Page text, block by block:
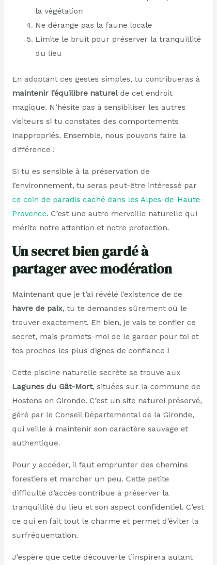
la végétation
Ne dérange pas la faune locale
Limite le bruit pour préserver la tranquillité
du lieu
En adoptant ces gestes simples, tu contribueras à
maintenir l’équilibre naturelde cet endroit
magique. N’hésite pas à sensibiliser les autres
visiteurs si tu constates des comportements
inappropriés. Ensemble, nous pouvons faire la
différence !
Si tu es sensible à la préservation de
l’environnement, tu seras peut-être intéressé par
ce coin de paradis caché dans les Alpes-de-Haute-
Provence. C’est une autre merveille naturelle qui
mérite notre attention et notre protection.
Un secret bien gardé à
partager avec modération
Maintenant que je t’ai révélé l’existence de ce
havre de paix, tu te demandes sûrement où le
trouver exactement. Eh bien, je vais te confier ce
secret, mais promets-moi de le garder pour toi et
tes proches les plus dignes de confiance !
Cette piscine naturelle secrète se trouve aux
Lagunes du Gât-Mort, situées sur la commune de
Hostens en Gironde. C’est un site naturel préservé,
géré par le Conseil Départemental de la Gironde,
qui veille à maintenir son caractère sauvage et
authentique.
Pour y accéder, il faut emprunter des chemins
forestiers et marcher un peu. Cette petite
difficulté d’accès contribue à préserver la
tranquillité du lieu et son aspect confidentiel. C’est
ce qui en fait tout le charme et permet d’éviter la
surfréquentation.
J’espère que cette découverte t’inspirera autant